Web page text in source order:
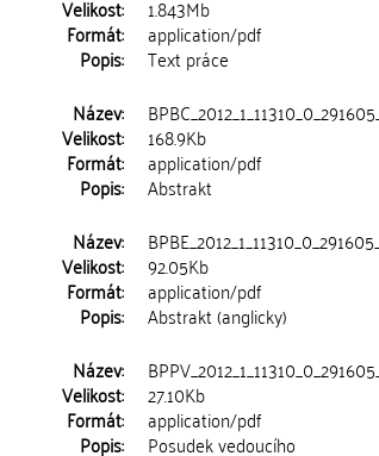
Velikost: 1.843Mb
Formát: application/pdf
Popis: Text práce
Název:
Velikost: 168.9Kb
Formát: application/pdf
Popis: Abstrakt
Název:
Velikost: 92.05Kb
Formát: application/pdf
Popis: Abstrakt (anglicky)
Název:
Velikost: 27.10Kb
Formát: application/pdf
Popis: Posudek vedoucího